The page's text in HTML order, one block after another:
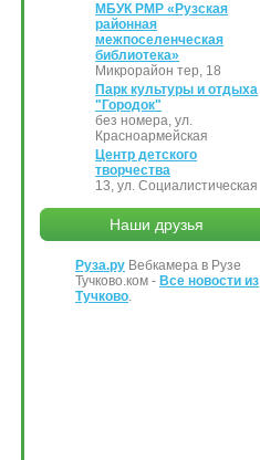
МБУК РМР «Рузская
районная
межпоселенческая
библиотека»
Микрорайон тер, 18
Парк культуры и отдыха
"Городок"
без номера, ул.
Красноармейская
Центр детского
творчества
13, ул. Социалистическая
Наши друзья
Руза.ру Вебкамера в Рузе
Тучково.ком - Все новости из
Тучково.